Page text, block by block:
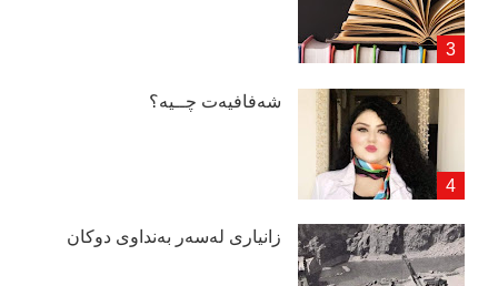
شەفافیەت چــیە؟
زانیاری لەسەر بەنداوی دوكان